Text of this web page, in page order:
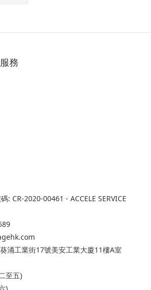
務
: CR-2020-00461 - ACCELE SERVICE
涌工業街17號美安工業大廈11樓A室
至五)